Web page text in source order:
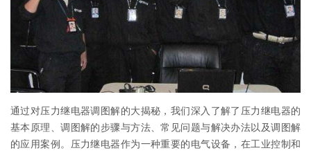
通过对压力继电器调图解的大揭秘，我们深入了解了压力继电器的
基本原理、调图解的步骤与方法、常见问题与解决办法以及调图解
的应用案例。压力继电器作为一种重要的电气设备，在工业控制和